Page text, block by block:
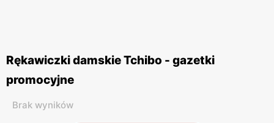
Rękawiczki damskie Tchibo - gazetki
promocyjne
Brak wyników